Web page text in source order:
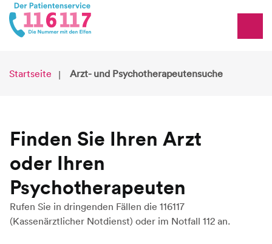
Startseite Arzt- und Psychotherapeutensuche
Finden Sie Ihren Arzt
oder Ihren
Psychotherapeuten
Rufen Sie in dringenden Fällen die 116117
(Kassenärztlicher Notdienst) oder im Notfall 112 an.